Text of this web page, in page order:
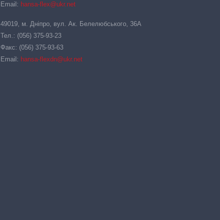
Email: hansa-flex@ukr.net
49019, м. Дніпро, вул. Ак. Белелюбського, 36А
Тел.: (056) 375-93-23
Факс: (056) 375-93-63
Email: hansa-flexdn@ukr.net